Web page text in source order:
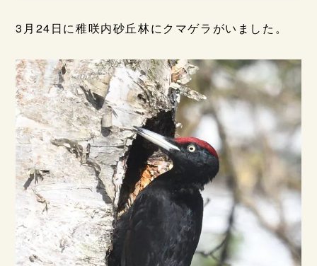
3月24日に稚咲内砂丘林にクマゲラがいました。